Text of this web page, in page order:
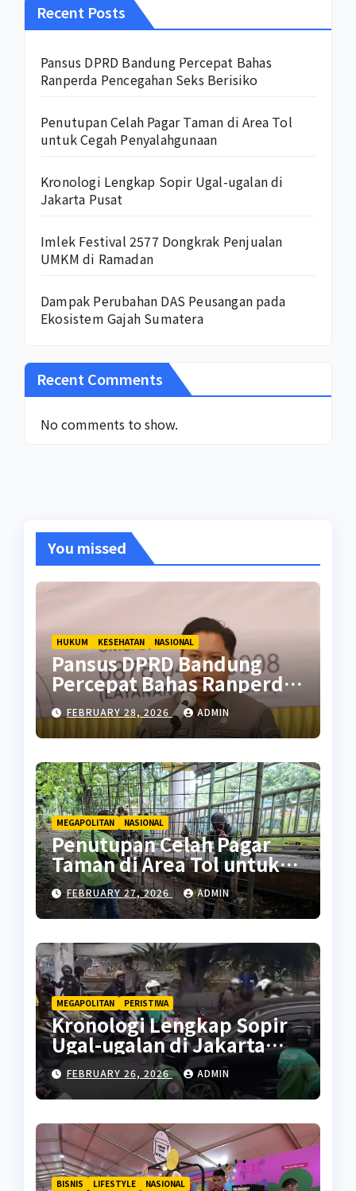
Recent Posts
Pansus DPRD Bandung Percepat Bahas
Ranperda Pencegahan Seks Berisiko
Penutupan Celah Pagar Taman di Area Tol
untuk Cegah Penyalahgunaan
Kronologi Lengkap Sopir Ugal-ugalan di
Jakarta Pusat
Imlek Festival 2577 Dongkrak Penjualan
UMKM di Ramadan
Dampak Perubahan DAS Peusangan pada
Ekosistem Gajah Sumatera
Recent Comments
No comments to show.
You missed
HUKUM KESEHATAN NASIONAL
Pansus DPRD Bandung
Percepat Bahas Ranperda
Pencegahan Seks Berisiko
FEBRUARY 28, 2026 ADMIN
MEGAPOLITAN NASIONAL
Penutupan Celah Pagar
Taman di Area Tol untuk
Cegah Penyalahgunaan
FEBRUARY 27, 2026 ADMIN
MEGAPOLITAN PERISTIWA
Kronologi Lengkap Sopir
Ugal-ugalan di Jakarta
Pusat
FEBRUARY 26, 2026 ADMIN
BISNIS LIFESTYLE NASIONAL